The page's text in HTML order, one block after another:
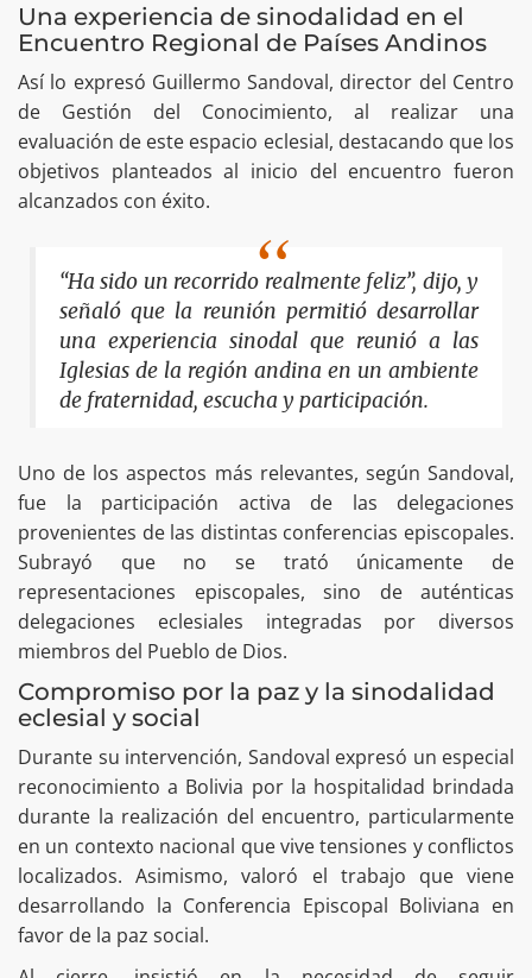
Una experiencia de sinodalidad en el
Encuentro Regional de Países Andinos
Así lo expresó Guillermo Sandoval, director del Centro
de Gestión del Conocimiento, al realizar una
evaluación de este espacio eclesial, destacando que los
objetivos planteados al inicio del encuentro fueron
alcanzados con éxito.
“Ha sido un recorrido realmente feliz”, dijo, y
señaló que la reunión permitió desarrollar
una experiencia sinodal que reunió a las
Iglesias de la región andina en un ambiente
de fraternidad, escucha y participación.
Uno de los aspectos más relevantes, según Sandoval,
fue la participación activa de las delegaciones
provenientes de las distintas conferencias episcopales.
Subrayó que no se trató únicamente de
representaciones episcopales, sino de auténticas
delegaciones eclesiales integradas por diversos
miembros del Pueblo de Dios.
Compromiso por la paz y la sinodalidad
eclesial y social
Durante su intervención, Sandoval expresó un especial
reconocimiento a Bolivia por la hospitalidad brindada
durante la realización del encuentro, particularmente
en un contexto nacional que vive tensiones y conflictos
localizados. Asimismo, valoró el trabajo que viene
desarrollando la Conferencia Episcopal Boliviana en
favor de la paz social.